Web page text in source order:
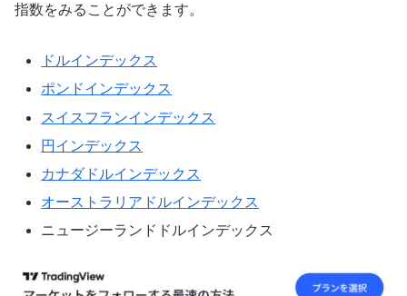
指数をみることができます。
ドルインデックス
ポンドインデックス
スイスフランインデックス
円インデックス
カナダドルインデックス
オーストラリアドルインデックス
ニュージーランドドルインデックス